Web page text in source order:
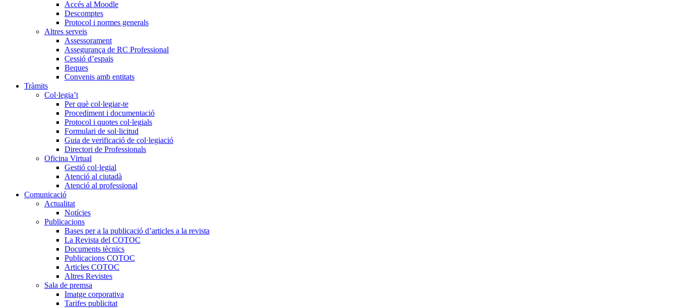
Accés al Moodle
Descomptes
Protocol i normes generals
Altres serveis
Assessorament
Assegurança de RC Professional
Cessió d’espais
Beques
Convenis amb entitats
Tràmits
Col·legia’t
Per què col·legiar-te
Procediment i documentació
Protocol i quotes col·legials
Formulari de sol·licitud
Guia de verificació de col·legiació
Directori de Professionals
Oficina Virtual
Gestió col·legial
Atenció al ciutadà
Atenció al professional
Comunicació
Actualitat
Notícies
Publicacions
Bases per a la publicació d’articles a la revista
La Revista del COTOC
Documents tècnics
Publicacions COTOC
Articles COTOC
Altres Revistes
Sala de premsa
Imatge corporativa
Tarifes publicitat